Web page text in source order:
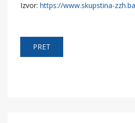
Izvor: https://www.skupstina-
PRET